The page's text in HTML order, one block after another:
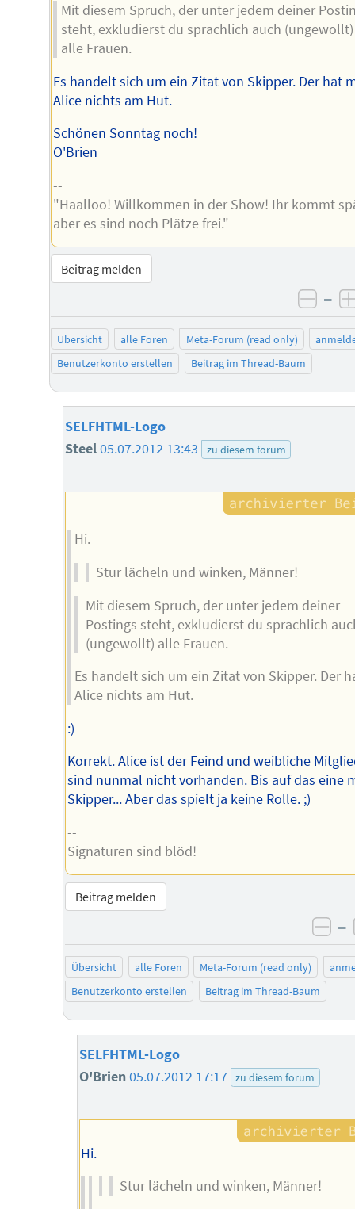
Mit diesem Spruch, der unter jedem deiner
steht, exkludierst du sprachlich auch (ungewollt)
alle Frauen.
Es handelt sich um ein Zitat von Skipper. Der hat
Alice nichts am Hut.
Schönen Sonntag noch!
O'Brien
--
"Haalloo! Willkommen in der Show! Ihr kommt
aber es sind noch Plätze frei."
Beitrag melden
–
Übersicht alle Foren Meta-Forum (read only)
Benutzerkonto erstellen
Beitrag im Thread-Baum
SELFHTML-Logo
Steel05.07.2012 13:43 zu diesem forum
Hi.
Stur lächeln und winken, Männer!
Mit diesem Spruch, der unter jedem deiner
Postings steht, exkludierst du sprachlich
(ungewollt) alle Frauen.
Es handelt sich um ein Zitat von Skipper. Der
Alice nichts am Hut.
:)
Korrekt. Alice ist der Feind und weibliche
sind nunmal nicht vorhanden. Bis auf das eine
Skipper... Aber das spielt ja keine Rolle. ;)
--
Signaturen sind blöd!
Beitrag melden
–
Übersicht alle Foren Meta-Forum (read only)
Benutzerkonto erstellen
Beitrag im Thread-Baum
SELFHTML-Logo
O'Brien05.07.2012 17:17 zu diesem forum
Hi.
Stur lächeln und winken, Männer!